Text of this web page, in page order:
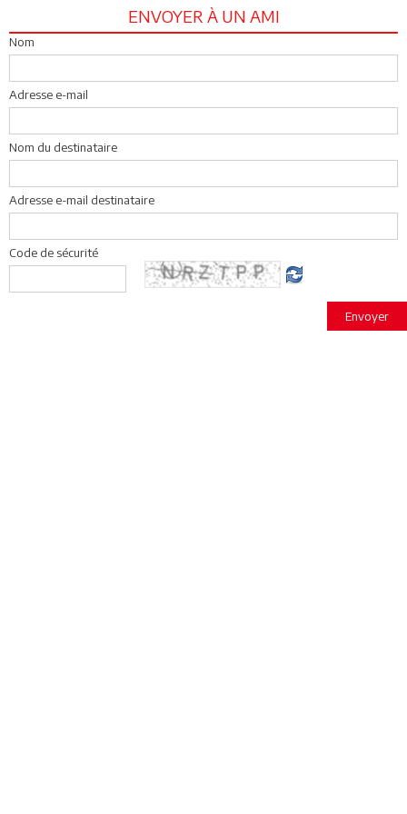
ENVOYER À UN AMI
Nom
Adresse e-mail
Nom du destinataire
Adresse e-mail destinataire
Code de sécurité
Envoyer